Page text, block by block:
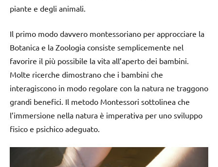
piante e degli animali.
Il primo modo davvero montessoriano per approcciare la
Botanica e la Zoologia consiste semplicemente nel
favorire il più possibile la vita all’aperto dei bambini.
Molte ricerche dimostrano che i bambini che
interagiscono in modo regolare con la natura ne traggono
grandi benefici. Il metodo Montessori sottolinea che
l’immersione nella natura è imperativa per uno sviluppo
fisico e psichico adeguato.